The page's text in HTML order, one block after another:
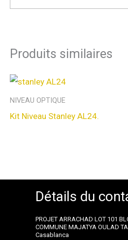
Produits similaires
NIVEAU OPTIQUE
Kit Niveau Stanley AL24.
Détails du
PROJET ARRACHAD LOT 101
COMMUNE MAJATYA OULAD
Casablanca